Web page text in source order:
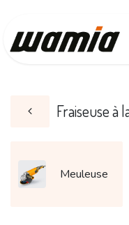
Fraiseuse à
Meuleuse